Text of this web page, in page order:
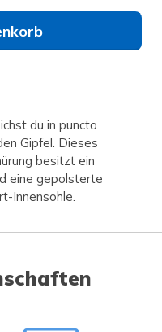
du in puncto
Gipfel. Dieses
besitzt ein
eine gepolsterte
Innensohle.